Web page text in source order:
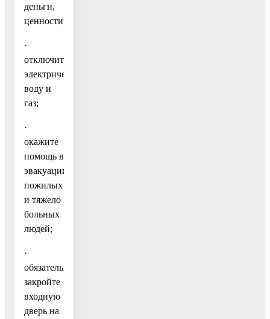
деньги,
ценности;
·
отключите
электричество,
воду и
газ;
·
окажите
помощь в
эвакуации
пожилых
и тяжело
больных
людей;
·
обязательно
закройте
входную
дверь на